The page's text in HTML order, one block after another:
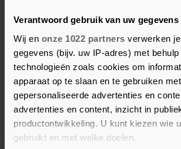
Verantwoord gebruik van uw gegevens
Wij en onze 1022 partners verwerken
gegevens (bijv. uw IP-adres) met behulp
technologieën zoals cookies om
apparaat op te slaan en te gebruiken
gepersonaliseerde advertenties en
advertenties en content, inzicht in
productontwikkeling. U kunt kiezen wie
gebruikt en met welke doelen.